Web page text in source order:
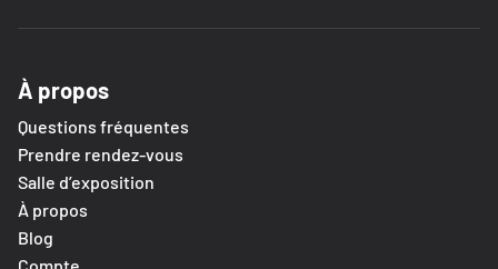
À propos
Questions fréquentes
Prendre rendez-vous
Salle d’exposition
À propos
Blog